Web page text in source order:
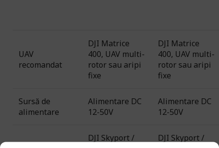
UAV
recomandat
DJI Matrice
400, UAV multi-
rotor sau aripi
fixe
DJI Matrice
400, UAV multi-
rotor sau aripi
fixe
Sursă de
alimentare
Alimentare DC
12-50V
Alimentare DC
12-50V
DJI Skyport /
DJI Skyport /